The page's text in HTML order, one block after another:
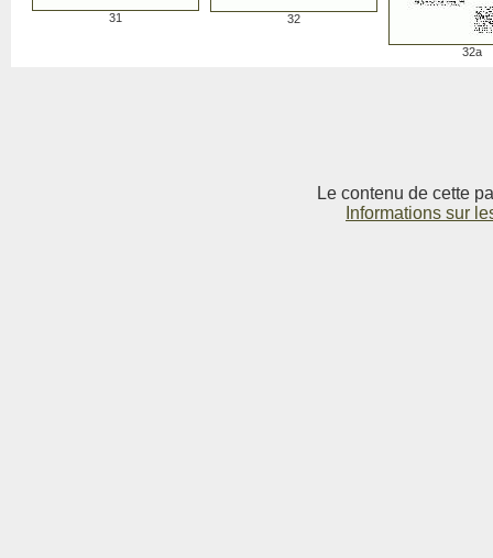
31 32
32a
Le contenu de cette
Informations sur